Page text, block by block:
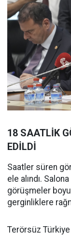
18 SAATLİK
EDİLDİ
Saatler süren
ele alındı.
görüşmeler
gerginliklere
Terörsüz Türkiye